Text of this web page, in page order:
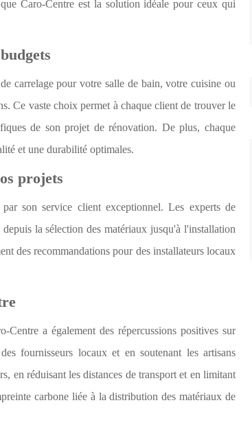
Caro-Centre est la solution idéale pour ceux qui
carrelage pour votre salle de bain, votre cuisine ou
Ce vaste choix permet à chaque client de trouver le
de son projet de rénovation. De plus, chaque
et une durabilité optimales.
projets
son service client exceptionnel. Les experts de
depuis la sélection des matériaux jusqu'à l'installation
des recommandations pour des installateurs locaux
Centre a également des répercussions positives sur
fournisseurs locaux et en soutenant les artisans
en réduisant les distances de transport et en limitant
carbone liée à la distribution des matériaux de